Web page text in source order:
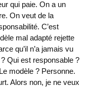
qui paie. On a un
On veut de la
C’est
mal adapté rejette
qu’il n’a jamais vu
Qui est responsable ?
modèle ? Personne.
Alors non, je ne veux